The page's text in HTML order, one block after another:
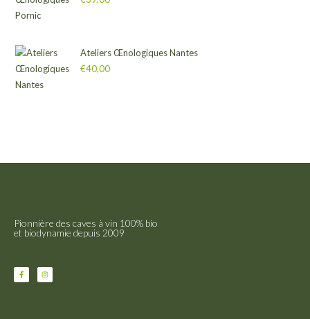
Ateliers Œnologiques Nantes
€40,00
Pionnière des caves à vin 100% bio
et biodynamie depuis 2009